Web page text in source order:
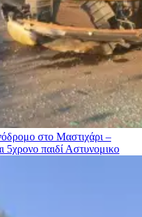
στο Μαστιχάρι –
5χρονο παιδί Αστυνομικο